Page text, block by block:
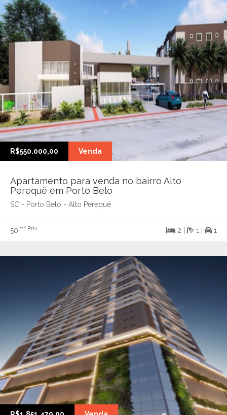
R$550.000,00 Venda
Apartamento para venda no bairro Alto
Perequê em Porto Belo
SC - Porto Belo - Alto Perequê
50m² Priv. 2 | 1 | 1